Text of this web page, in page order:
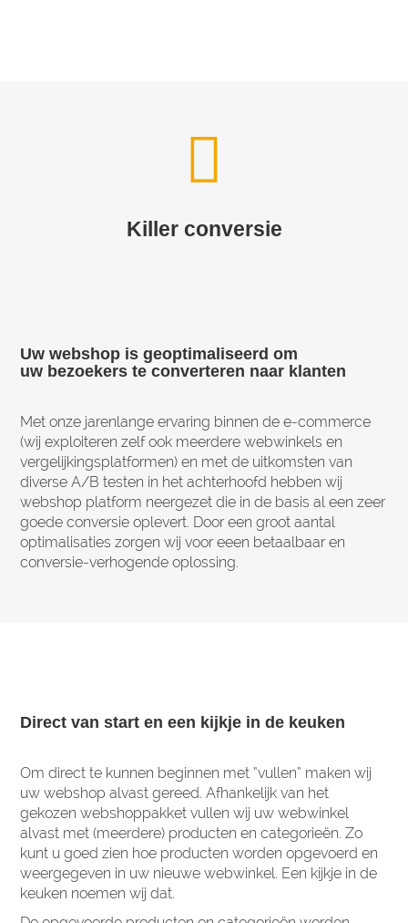
Killer conversie
Uw webshop is geoptimaliseerd om
uw bezoekers te converteren naar klanten
Met onze jarenlange ervaring binnen de e-commerce
(wij exploiteren zelf ook meerdere webwinkels en
vergelijkingsplatformen) en met de uitkomsten van
diverse A/B testen in het achterhoofd hebben wij
webshop platform neergezet die in de basis al een zeer
goede conversie oplevert. Door een groot aantal
optimalisaties zorgen wij voor eeen betaalbaar en
conversie-verhogende oplossing.
Direct van start en een kijkje in de keuken
Om direct te kunnen beginnen met “vullen” maken wij
uw webshop alvast gereed. Afhankelijk van het
gekozen webshoppakket vullen wij uw webwinkel
alvast met (meerdere) producten en categorieën. Zo
kunt u goed zien hoe producten worden opgevoerd en
weergegeven in uw nieuwe webwinkel. Een kijkje in de
keuken noemen wij dat.